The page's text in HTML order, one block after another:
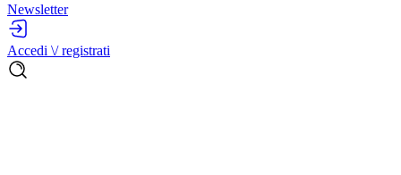
Newsletter
Accedi \/ registrati